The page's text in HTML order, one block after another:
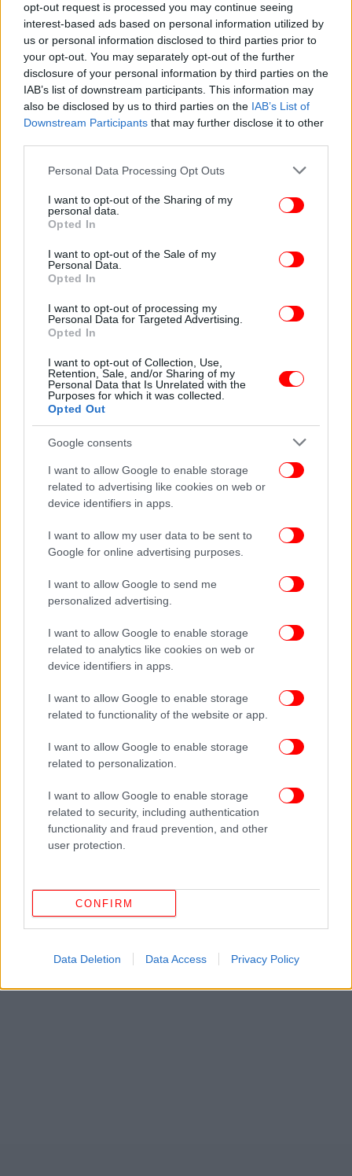
opt-out request is processed you may continue seeing
interest-based ads based on personal information utilized by
us or personal information disclosed to third parties prior to
your opt-out. You may separately opt-out of the further
disclosure of your personal information by third parties on the
IAB’s list of downstream participants. This information may
also be disclosed by us to third parties on the IAB’s List of
Downstream Participants that may further disclose it to other
Please note that this website/app uses one or more Google
not limited to your visit or usage behaviour. You may click to
grant or deny consent to Google and its third-party tags to
use your data for below specified purposes in below Google
consent section.
Personal Data Processing Opt Outs
I want to opt-out of the Sharing of my
personal data.
Opted In
I want to opt-out of the Sale of my
Personal Data.
Opted In
I want to opt-out of processing my
Personal Data for Targeted Advertising.
Opted In
I want to opt-out of Collection, Use,
Retention, Sale, and/or Sharing of my
Personal Data that Is Unrelated with the
Purposes for which it was collected.
Opted Out
Google consents
I want to allow Google to enable storage
related to advertising like cookies on web or
device identifiers in apps.
I want to allow my user data to be sent to
Google for online advertising purposes.
I want to allow Google to send me
personalized advertising.
I want to allow Google to enable storage
related to analytics like cookies on web or
device identifiers in apps.
I want to allow Google to enable storage
related to functionality of the website or app.
I want to allow Google to enable storage
related to personalization.
I want to allow Google to enable storage
related to security, including authentication
functionality and fraud prevention, and other
user protection.
CONFIRM
Data Deletion Data Access Privacy Policy
ο άνοιγμα της εστίασης θα γίνει στις 3 Μαΐου και θα
αφορά μόνο τους εξωτερικούς χώρους, με
αποστάσεις στα τραπέζια και τήρηση των
υγειονομικών πρωτοκόλλων. Ταυτόχρονα, όπως
ανακοίνωσε ο πρωθυπουργός, από τις 10 Μαΐου
λειτουργούν κανονικά τα σχολείασε όλες τις
βαθμίδες. Προϋπόθεση θα είναι τα δύο self test
εβδομαδιαίως για μαθητές, εκπαιδευτικούς και
μονάδων, με δωρεάν διάθεσή τους από τα
φαρμακεία με χρήση του ΑΜΚΑ.
Το τρίτο στοιχείο του «οδικού χάρτη» που
ανακοίνωσε ο πρωθυπουργός έχει να κάνει με τις
μετακινήσεις. Στις 15 Μαΐου γίνεται η έναρξη της
οι υπερτοπικές διαπεριφερειακές μετακινήσεις.
Παράλληλα, θα επιτραπούν και ορισμένες
ΕΛΛΑΔΑ 22/04/2021 07:35
Σχολεία: Ανοίγουν 10 Μαΐου Γυμνάσια και Δημοτικά -Σήμερα
ανακοινώσεις από Κεραμέως
ΟΙΚΟΝΟΜΙΑ 22/04/2021 08:15
Συντάξεις: Πώς θα «τρέξουν» την έκδοσή τους οι ιδιώτες -Τα
ΟΛΕΣ ΟΙ ΕΙΔΗΣΕΙΣ
Εμβολιασμοί και για 30άρηδες, 40άρηδες -Με ποια
Επιστροφή στην κανονικότητα μετά το Πάσχα: Πότε και
πώς ανοίγουν εστίαση, σχολεία, τουρισμός, αλλάζει η
Σχολεία: Ανοίγουν 10 Μαΐου Γυμνάσια και Δημοτικά
-Σήμερα ανακοινώσεις από Κεραμέως